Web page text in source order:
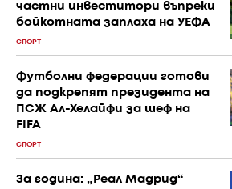
частни инвеститори въпреки
бойкотната заплаха на УЕФА
СПОРТ
Футболни федерации готови
да подкрепят президента на
ПСЖ Ал-Хелайфи за шеф на
FIFA
СПОРТ
За година: „Реал Мадрид“